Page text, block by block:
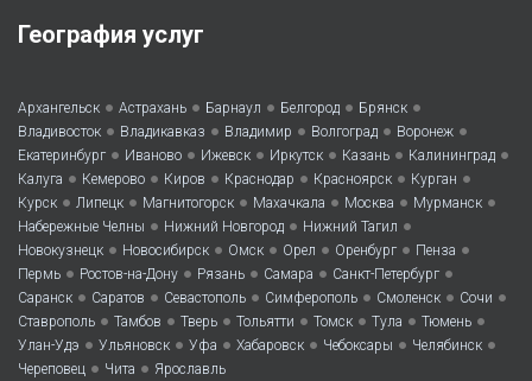
География услуг
Архангельск • Астрахань • Барнаул • Белгород • Брянск •
Владивосток • Владикавказ • Владимир • Волгоград • Воронеж •
Екатеринбург • Иваново • Ижевск • Иркутск • Казань • Калининград •
Калуга • Кемерово • Киров • Краснодар • Красноярск • Курган •
Курск • Липецк • Магнитогорск • Махачкала • Москва • Мурманск •
Набережные Челны • Нижний Новгород • Нижний Тагил •
Новокузнецк • Новосибирск • Омск • Орел • Оренбург • Пенза •
Пермь • Ростов-на-Дону • Рязань • Самара • Санкт-Петербург •
Саранск • Саратов • Севастополь • Симферополь • Смоленск • Сочи •
Ставрополь • Тамбов • Тверь • Тольятти • Томск • Тула • Тюмень •
Улан-Удэ • Ульяновск • Уфа • Хабаровск • Чебоксары • Челябинск •
Череповец • Чита • Ярославль